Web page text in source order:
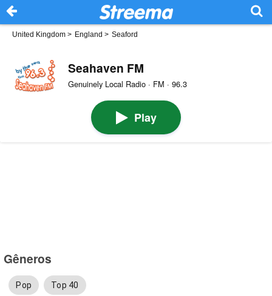
United Kingdom > England > Seaford
Seahaven FM
Genuinely Local Radio · FM · 96.3
Play
Gêneros
Pop Top 40